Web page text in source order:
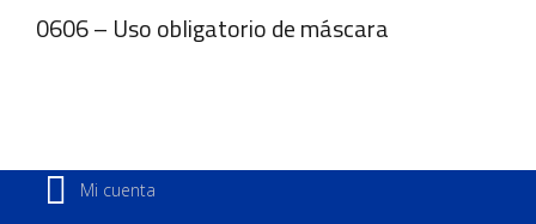
0606 – Uso obligatorio de máscara
Mi cuenta